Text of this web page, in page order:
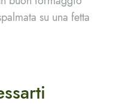
su una fetta